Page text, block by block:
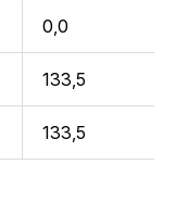
0,0
133,5
133,5